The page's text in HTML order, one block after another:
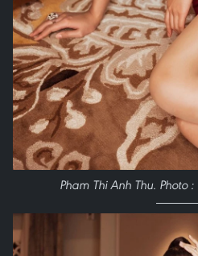
Pham Thi Anh Thu. Photo